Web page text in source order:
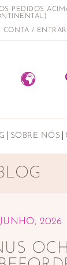
PEDIDOS
CONTA / ENTRAR
SOBRE NÓS
JUNHO, 2026
OCH